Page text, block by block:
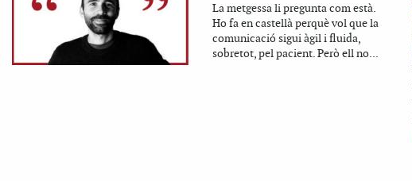
La metgessa li pregunta com està.
Ho fa en castellà perquè vol que la
comunicació sigui àgil i fluida,
sobretot, pel pacient. Però ell no...